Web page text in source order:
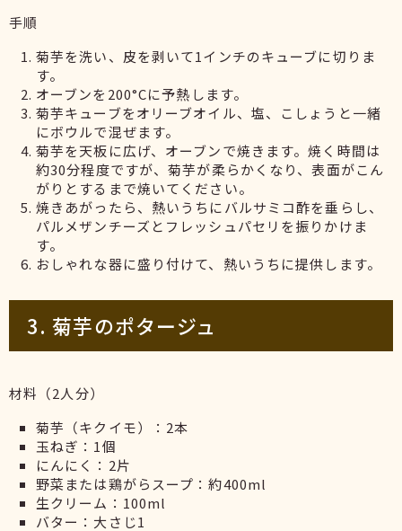
手順
菊芋を洗い、皮を剥いて1インチのキューブに切りま
す。
オーブンを200°Cに予熱します。
菊芋キューブをオリーブオイル、塩、こしょうと一緒
にボウルで混ぜます。
菊芋を天板に広げ、オーブンで焼きます。焼く時間は
約30分程度ですが、菊芋が柔らかくなり、表面がこん
がりとするまで焼いてください。
焼きあがったら、熱いうちにバルサミコ酢を垂らし、
パルメザンチーズとフレッシュパセリを振りかけま
す。
おしゃれな器に盛り付けて、熱いうちに提供します。
3. 菊芋のポタージュ
材料（2人分）
菊芋（キクイモ）：2本
玉ねぎ：1個
にんにく：2片
野菜または鶏がらスープ：約400ml
生クリーム：100ml
バター：大さじ1